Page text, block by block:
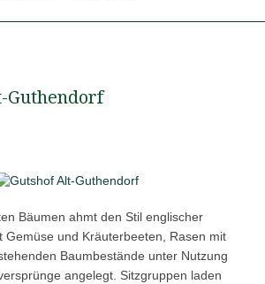
Guthendorf
Bäumen ahmt den Stil englischer
und Kräuterbeeten, Rasen mit
Baumbestände unter Nutzung
angelegt. Sitzgruppen laden